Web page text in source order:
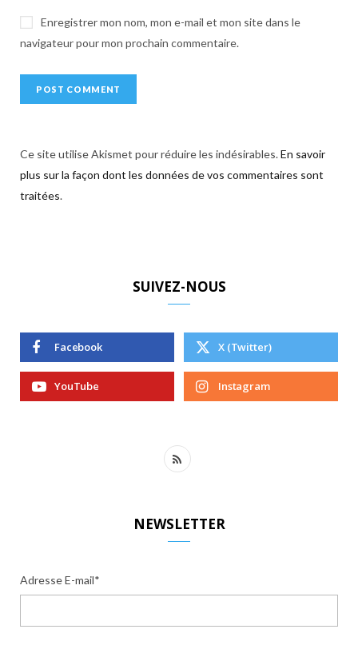
Enregistrer mon nom, mon e-mail et mon site dans le
navigateur pour mon prochain commentaire.
Ce site utilise Akismet pour réduire les indésirables.En savoir
plus sur la façon dont les données de vos commentaires sont
traitées.
SUIVEZ-NOUS
Facebook X (Twitter)
YouTube Instagram
R
NEWSLETTER
Adresse E-mail*